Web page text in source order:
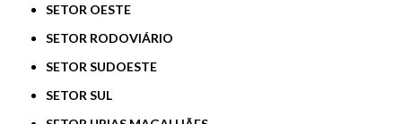
SETOR OESTE
SETOR RODOVIÁRIO
SETOR SUDOESTE
SETOR SUL